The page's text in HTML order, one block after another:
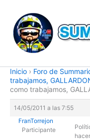
contenido
Inicio › Foro de
trabajamos,
como trabajamos,
14/05/2011 a las 7:55
FranTorrejon
Participante